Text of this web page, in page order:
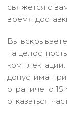
свяжется с
время
Вы
на
допустима
ограничено
отказаться